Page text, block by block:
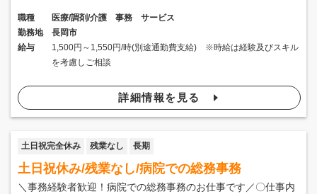
職種
医療/調剤/介護 事務 サービス
勤務地
長岡市
給与
1,500円～1,550円/時(別途通勤費支給) ※時給は経験及びスキル
を考慮しご相談
詳細情報を見る
土日祝完全休み 残業なし 長期
土日祝休み/残業なし/病院での総務事務
＼事務経験者歓迎！病院での総務事務のお仕事です／〇仕事内